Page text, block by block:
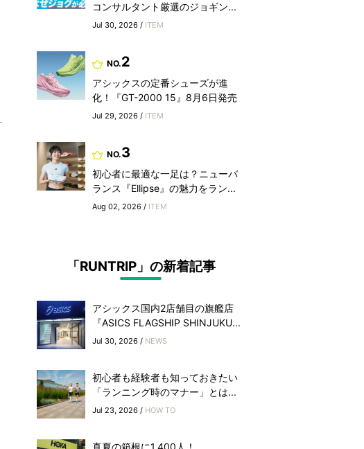
コンサルタント厳選のジョギン...
Jul 30, 2026 / ITEM
NO.2
アシックスの定番シューズが進
化！『GT-2000 15』8月6日発売
Jul 29, 2026 / ITEM
NO.3
初心者に最適な一足は？ニューバ
ランス『Ellipse』の魅力をラン...
Aug 02, 2026 / ITEM
「RUNTRIP」の新着記事
アシックス国内2店舗目の旗艦店
『ASICS FLAGSHIP SHINJUKU...
Jul 30, 2026 / NEWS
初心者も経験者も知っておきたい
「ランニング時のマナー」とは...
Jul 23, 2026 / HOW TO
真夏の箱根に1,400人！